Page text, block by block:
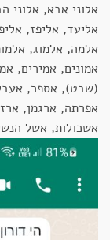
אלוני אבא, אלוני
אליעד, אליפז,
אלמה, אלמוג,
אמונים, אמירים,
(שבט), אספר,
אפרתה, ארגמן,
אשכולות, אשל